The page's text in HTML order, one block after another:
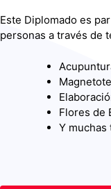
Este Diplomado es
personas a través de
Flores de
Y muchas